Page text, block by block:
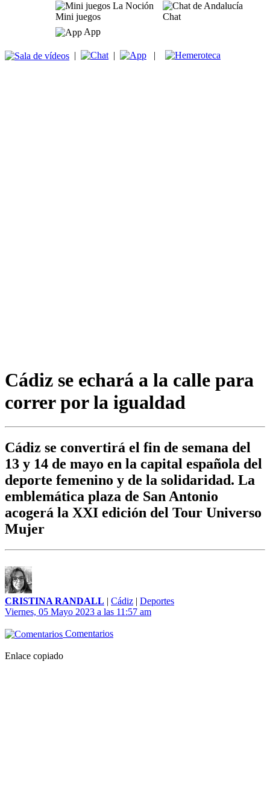
Mini juegos
Chat
App
| | |
Cádiz se echará a la calle para
correr por la igualdad
Cádiz se convertirá el fin de semana del
13 y 14 de mayo en la capital española del
deporte femenino y de la solidaridad. La
emblemática plaza de San Antonio
acogerá la XXI edición del Tour Universo
Mujer
CRISTINA RANDALL | Cádiz | Deportes
Viernes, 05 Mayo 2023 a las 11:57 am
Comentarios
Enlace copiado